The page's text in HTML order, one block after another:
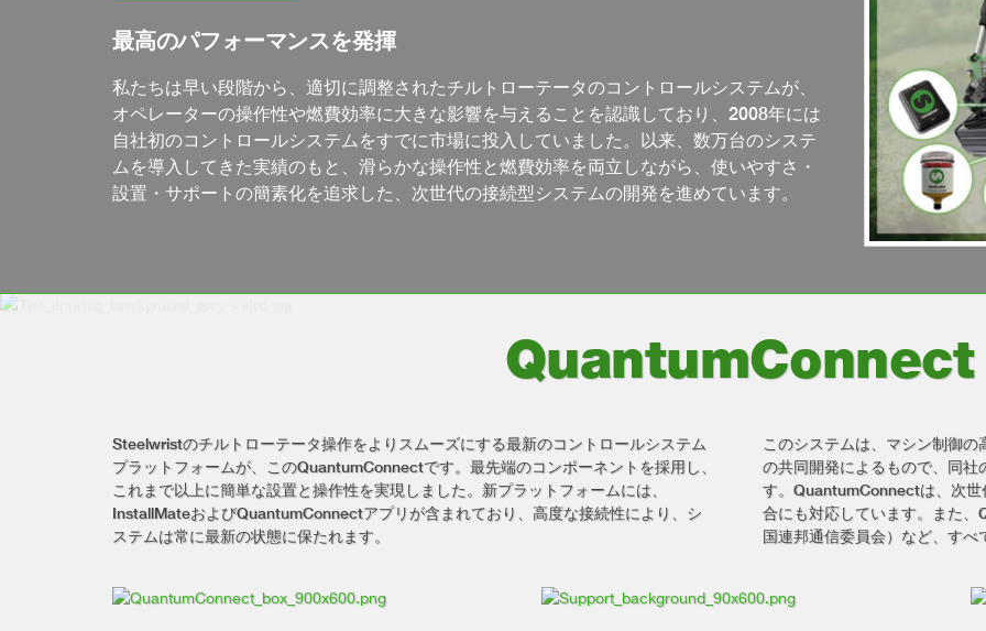
最高のパフォーマンスを発揮
私たちは早い段階から、適切に調整されたチルトローテータのコントロールシステムが、
オペレーターの操作性や燃費効率に大きな影響を与えることを認識しており、2008年には
自社初のコントロールシステムをすでに市場に投入していました。以来、数万台のシステ
ムを導入してきた実績のもと、滑らかな操作性と燃費効率を両立しながら、使いやすさ・
設置・サポートの簡素化を追求した、次世代の接続型システムの開発を進めています。
QuantumConnect
Steelwristのチルトローテータ操作をよりスムーズにする最新のコントロールシステム
プラットフォームが、このQuantumConnectです。最先端のコンポーネントを採用し、
これまで以上に簡単な設置と操作性を実現しました。新プラットフォームには、
InstallMateおよびQuantumConnectアプリが含まれており、高度な接続性により、シ
ステムは常に最新の状態に保たれます。
このシステムは、マシン制御
の共同開発によるもので、同
す。QuantumConnectは、次
合にも対応しています。また
国連邦通信委員会）など、す